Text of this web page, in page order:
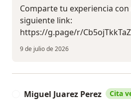
Comparte tu experiencia
siguiente link:
https://g.page/r/
9 de julio de 2026
Miguel Juarez Perez Cita